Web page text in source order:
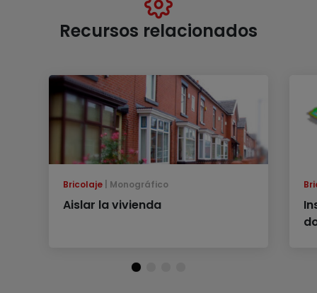
Recursos relacionados
Bricolaje Monográfico
Aislar la vivienda